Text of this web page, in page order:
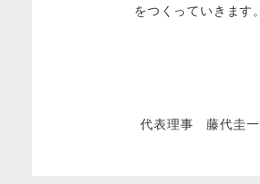
をつくっていきます。
代表理事 藤代圭一